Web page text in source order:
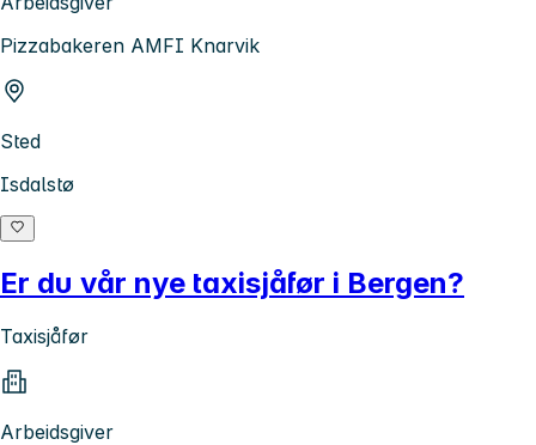
Pizzabakeren AMFI Knarvik
Sted
Isdalstø
Er du vår nye taxisjåfør i Bergen?
Taxisjåfør
Arbeidsgiver